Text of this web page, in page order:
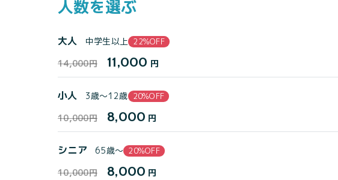
人数を選ぶ
大人 中学生以上 22%OFF
14,000円 11,000 円
小人 3歳〜12歳 20%OFF
10,000円 8,000 円
シニア 65歳〜 20%OFF
10,000円 8,000 円